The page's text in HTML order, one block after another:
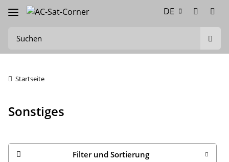
DE
Startseite
Sonstiges
Filter und Sortierung